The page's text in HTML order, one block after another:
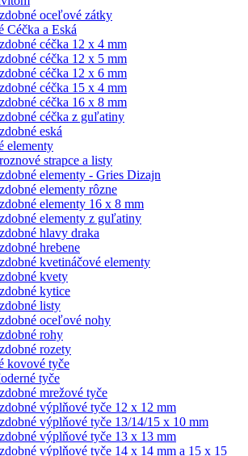
oceľové zátky
Céčka a Eská
céčka 12 x 4 mm
céčka 12 x 5 mm
céčka 12 x 6 mm
céčka 15 x 4 mm
céčka 16 x 8 mm
céčka z guľatiny
eská
elementy
strapce a listy
elementy - Gries Dizajn
elementy rôzne
elementy 16 x 8 mm
elementy z guľatiny
hlavy draka
hrebene
kvetináčové elementy
kvety
kytice
listy
oceľové nohy
rohy
rozety
kovové tyče
tyče
mrežové tyče
výplňové tyče 12 x 12 mm
výplňové tyče 13/14/15 x 10 mm
výplňové tyče 13 x 13 mm
výplňové tyče 14 x 14 mm a 15 x 15